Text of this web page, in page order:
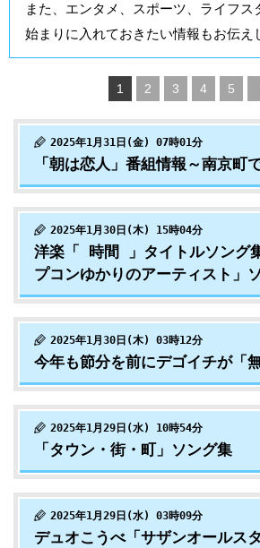
また、エンタメ、スポーツ、ライフス
始まりに入れておきたい情報もお伝え
1 2 3 4 5
2025年1月31日(金) 07時01分
「朝は恋人」番組情報～南京町
2025年1月30日(木) 15時04分
洋楽「 時間 」タイトルソング
プコンゆかりのアーティスト」
2025年1月30日(木) 03時12分
今年も節分を前にデゴイチが「
2025年1月29日(水) 10時54分
「タウン・街・町」ソング集
2025年1月29日(水) 03時09分
デュオこうべ「サザンオールス